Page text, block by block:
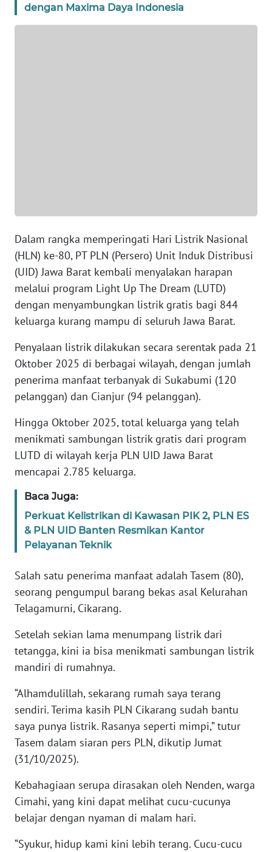
dengan Maxima Daya Indonesia
Dalam rangka memperingati Hari Listrik Nasional
(HLN) ke-80, PT PLN (Persero) Unit Induk Distribusi
(UID) Jawa Barat kembali menyalakan harapan
melalui program Light Up The Dream (LUTD)
dengan menyambungkan listrik gratis bagi 844
keluarga kurang mampu di seluruh Jawa Barat.
Penyalaan listrik dilakukan secara serentak pada 21
Oktober 2025 di berbagai wilayah, dengan jumlah
penerima manfaat terbanyak di Sukabumi (120
pelanggan) dan Cianjur (94 pelanggan).
Hingga Oktober 2025, total keluarga yang telah
menikmati sambungan listrik gratis dari program
LUTD di wilayah kerja PLN UID Jawa Barat
mencapai 2.785 keluarga.
Baca Juga:
Perkuat Kelistrikan di Kawasan PIK 2, PLN ES
& PLN UID Banten Resmikan Kantor
Pelayanan Teknik
Salah satu penerima manfaat adalah Tasem (80),
seorang pengumpul barang bekas asal Kelurahan
Telagamurni, Cikarang.
Setelah sekian lama menumpang listrik dari
tetangga, kini ia bisa menikmati sambungan listrik
mandiri di rumahnya.
“Alhamdulillah, sekarang rumah saya terang
sendiri. Terima kasih PLN Cikarang sudah bantu
saya punya listrik. Rasanya seperti mimpi,” tutur
Tasem dalam siaran pers PLN, dikutip Jumat
(31/10/2025).
Kebahagiaan serupa dirasakan oleh Nenden, warga
Cimahi, yang kini dapat melihat cucu-cucunya
belajar dengan nyaman di malam hari.
“Syukur, hidup kami kini lebih terang. Cucu-cucu
Regional
NTT
WN
KEPRI
PAPUA
WN
BARAT
RIAU
WN
SERAMBI
JAMBI
WN
NTB
SULTENG
SULBAR
WN
BABEL
SUMBAR
WN